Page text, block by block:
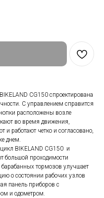
CG150 спроектирована
С управлением справится
расположены возле
во время движения,
и работают четко и согласовано,
днем.
BIKELAND CG150 и
большой проходимости
тормозов улучшает
о состоянии рабочих узлов
панель приборов с
и одометром.